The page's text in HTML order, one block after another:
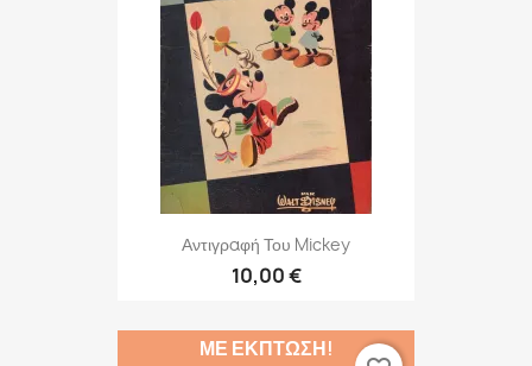
Αντιγραφή Του Mickey
10,00 €
ΜΕ ΈΚΠΤΩΣΗ!